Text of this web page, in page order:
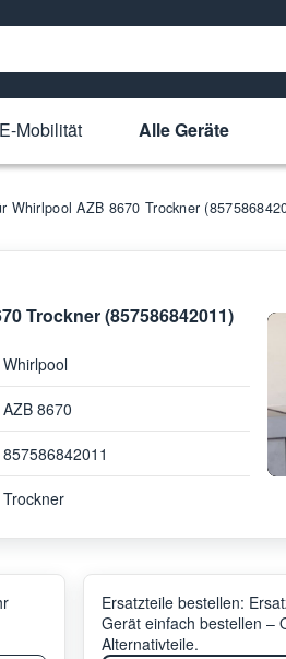
E-Mobilität Alle Geräte
Whirlpool AZB 8670 Trockner
Trockner (857586842011)
Whirlpool
AZB 8670
857586842011
Trockner
Ersatzteile bestellen:
Gerät einfach bestellen –
Alternativteile.